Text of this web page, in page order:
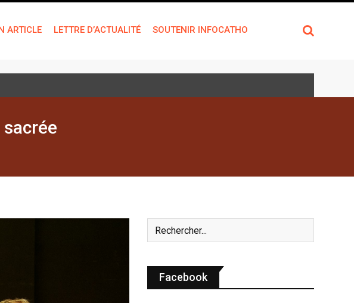
ARTICLE LETTRE D’ACTUALITÉ SOUTENIR INFOCATHO
Facebook